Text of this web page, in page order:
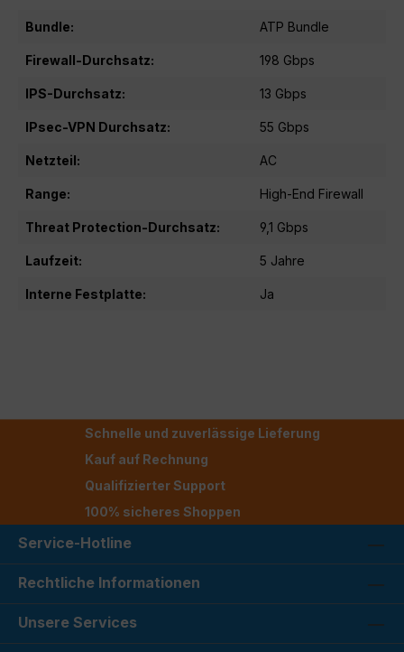
Bundle: ATP Bundle
Firewall-Durchsatz: 198 Gbps
IPS-Durchsatz: 13 Gbps
IPsec-VPN Durchsatz: 55 Gbps
Netzteil: AC
Range: High-End Firewall
Threat Protection-Durchsatz: 9,1 Gbps
Laufzeit: 5 Jahre
Interne Festplatte: Ja
Schnelle und zuverlässige Lieferung
Kauf auf Rechnung
Qualifizierter Support
100% sicheres Shoppen
Service-Hotline
Rechtliche Informationen
Unsere Services